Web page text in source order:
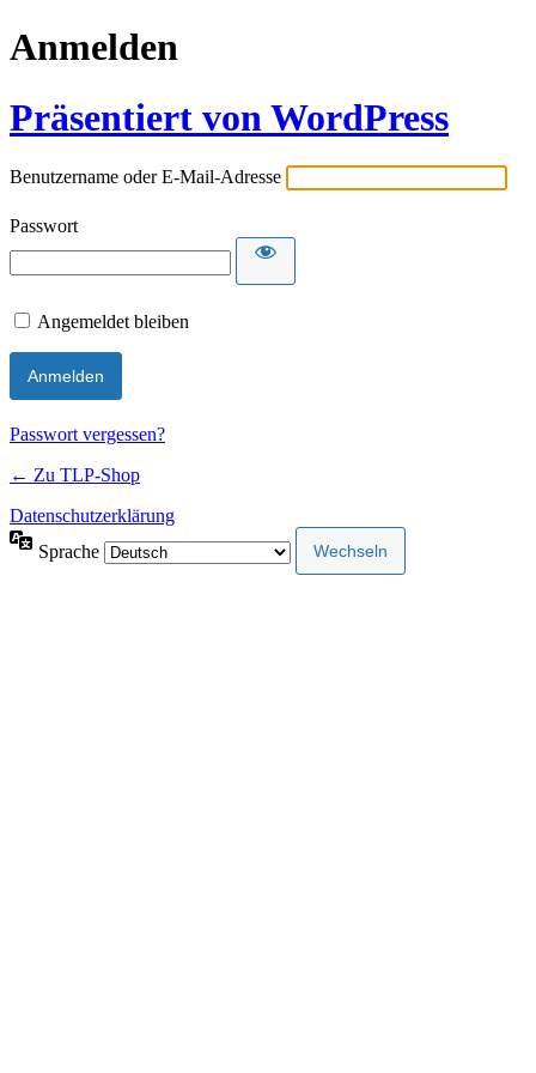
Anmelden
Präsentiert von WordPress
Benutzername oder E-Mail-Adresse
Passwort
Angemeldet bleiben
Passwort vergessen?
← Zu TLP-Shop
Datenschutzerklärung
Sprache